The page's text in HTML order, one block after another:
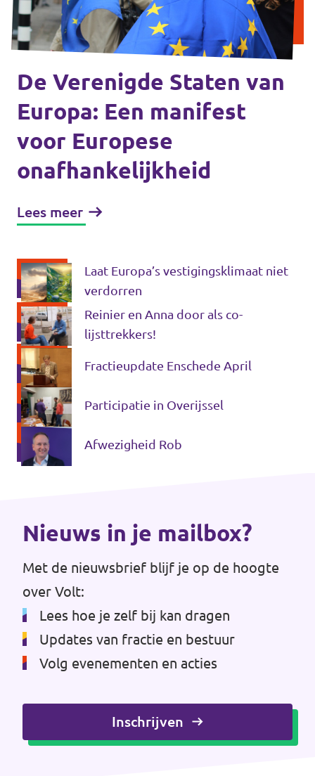
Volt Drenthe
Volt Fryslân
Volt Provincie Utrecht
...alle Volt provincies
Agenda
Doneer
Word lid
Word actief
Doneer
Werken bij Volt
Contact
Sprekersaanvraag
Volt There - Buitenlandstichting Volt
Charge - Wetenschappelijk Platform Volt
De Verenigde Staten van
Europa: Een manifest
voor Europese
onafhankelijkheid
Lees meer
Laat Europa’s vestigingsklimaat niet
verdorren
Reinier en Anna door als co-
lijsttrekkers!
Fractieupdate Enschede April
Participatie in Overijssel
Afwezigheid Rob
Nieuws in je mailbox?
Met de nieuwsbrief blijf je op de hoogte
over Volt:
Lees hoe je zelf bij kan dragen
Updates van fractie en bestuur
Volg evenementen en acties
Inschrijven